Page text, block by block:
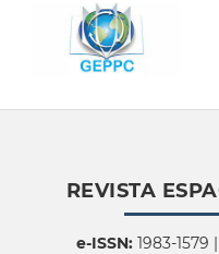
REVISTA
e-ISSN:1983-1579 |